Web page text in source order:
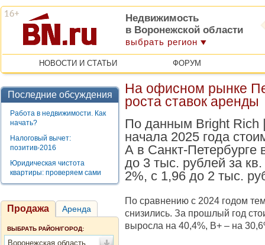
Недвижимость
в Воронежской области
выбрать регион
НОВОСТИ И СТАТЬИ ФОРУМ
Последние обсуждения
Работа в недвижимости. Как
начать?
Налоговый вычет:
позитив-2016
Юридическая чистота
квартиры: проверяем сами
Продажа Аренда
ВЫБРАТЬ РАЙОН/ГОРОД:
Воронежская область
На офисном рынке
роста ставок аренды
По данным Bright Rich
начала 2025 года
А в Санкт-Петербурге
до 3 тыс. рублей за
2%, с 1,96 до 2 тыс.
По сравнению с 2024 годом
снизились. За прошлый год
выросла на 40,4%, B+ – на